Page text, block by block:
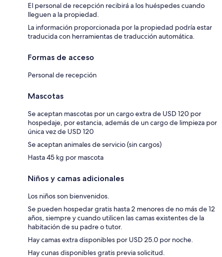
El personal de recepción recibirá a los huéspedes cuando
lleguen a la propiedad.
La información proporcionada por la propiedad podría estar
traducida con herramientas de traducción automática.
Formas de acceso
Personal de recepción
Mascotas
Se aceptan mascotas por un cargo extra de USD 120 por
hospedaje, por estancia, además de un cargo de limpieza por
única vez de USD 120
Se aceptan animales de servicio (sin cargos)
Hasta 45 kg por mascota
Niños y camas adicionales
Los niños son bienvenidos.
Se pueden hospedar gratis hasta 2 menores de no más de 12
años, siempre y cuando utilicen las camas existentes de la
habitación de su padre o tutor.
Hay camas extra disponibles por USD 25.0 por noche.
Hay cunas disponibles gratis previa solicitud.